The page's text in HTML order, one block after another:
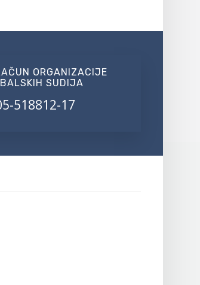
ORGANIZACIJE
SUDIJA
518812-17